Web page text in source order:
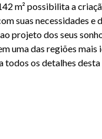
m² possibilita a
suas necessidades e
projeto dos seus
uma das regiões
todos os detalhes